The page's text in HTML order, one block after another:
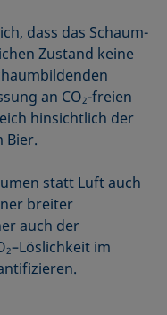
dass das Schaum­
Zustand keine
an CO2-freien
hinsichtlich der
Bier.
statt Luft auch
breiter
auch der
2–Löslichkeit im